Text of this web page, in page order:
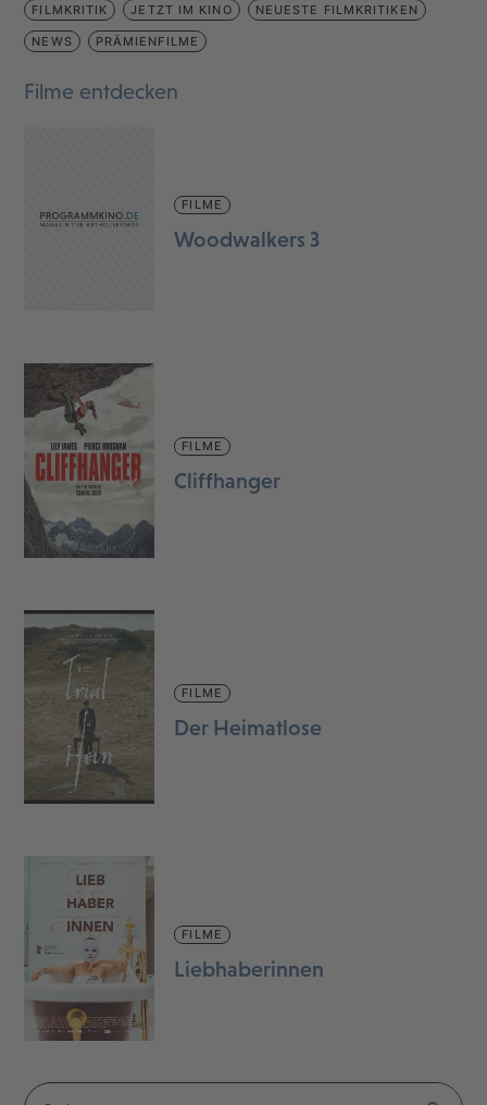
FILMKRITIK JETZT IM KINO NEUESTE FILMKRITIKEN
NEWS PRÄMIENFILME
Filme entdecken
FILME
Woodwalkers 3
FILME
Cliffhanger
FILME
Der Heimatlose
FILME
Liebhaberinnen